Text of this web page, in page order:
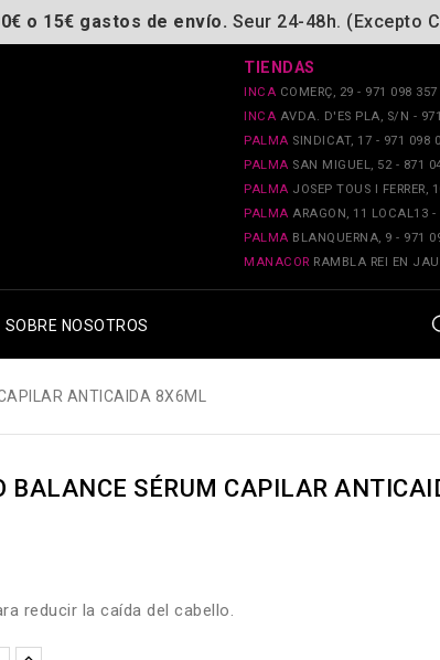
o 15€ gastos de envío. Seur 24-48h. (Excepto
TIENDAS
INCA COMERÇ, 29 - 971 098 357
INCA AVDA. D'ES PLA, S/N -
PALMA SINDICAT, 17 - 971 098
PALMA SAN MIGUEL, 52 - 871
PALMA JOSEP TOUS I FERRER,
PALMA ARAGON, 11 LOCAL13
PALMA BLANQUERNA, 9 - 971
MANACOR RAMBLA REI EN
SOBRE NOSOTROS
ANTICAIDA 8X6ML
BALANCE SÉRUM CAPILAR
reducir la caída del cabello.